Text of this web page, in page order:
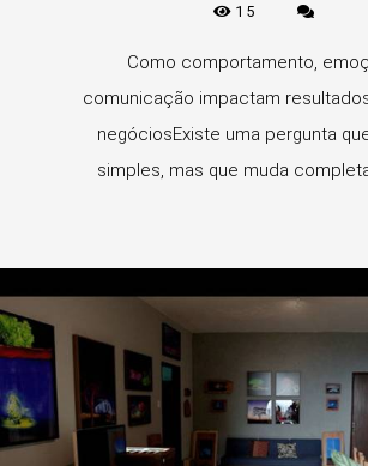
15
Como comportamento,
comunicação impactam
negóciosExiste uma pergunta
simples, mas que muda